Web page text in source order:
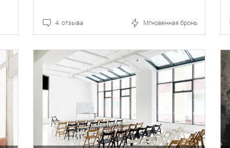
4 отзыва Мгновенная бронь